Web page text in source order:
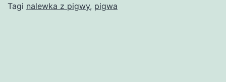
Tagi nalewka z pigwy, pigwa